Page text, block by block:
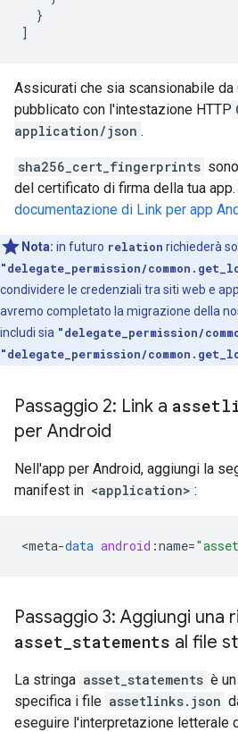
}
]
Assicurati che sia scansionabile da
pubblicato con l'intestazione HTTP
application/json .
sha256_cert_fingerprints
del certificato di firma della tua
documentazione di Link per app
Nota: in futuro relation richiederà
"delegate_permission/
condividere le credenziali tra siti web e
avremo completato la migrazione della
includi sia "delegate_permission/
"delegate_permission/
Passaggio 2: Link a
per Android
Nell'app per Android, aggiungi la
manifest in <application> :
<meta-data android :name=
Passaggio 3: Aggiungi una
asset statements al file
La stringa asset_statements è
specifica i file assetlinks.json
eseguire l'interpretazione letterale